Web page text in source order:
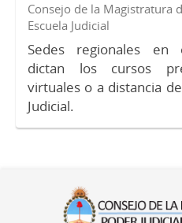
Consejo de la Magistratura
Escuela Judicial
Sedes regionales en
dictan los cursos
virtuales o a distancia
Judicial.